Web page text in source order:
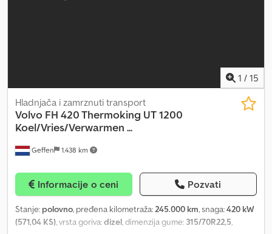
1 / 15
Geffen 1.438 km
Hladnjača i zamrznuti transport
Volvo FH 420 Thermoking UT 1200
Koel/Vries/Verwarmen ...
Informacije o ceni Pozvati
Stanje: polovno, pređena kilometraža:245.000 km, snaga:420 kW
(571,04 KS), vrsta goriva:dizel, dimenzija gume: 315/70R22,5,